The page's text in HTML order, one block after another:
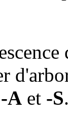
-A et -S